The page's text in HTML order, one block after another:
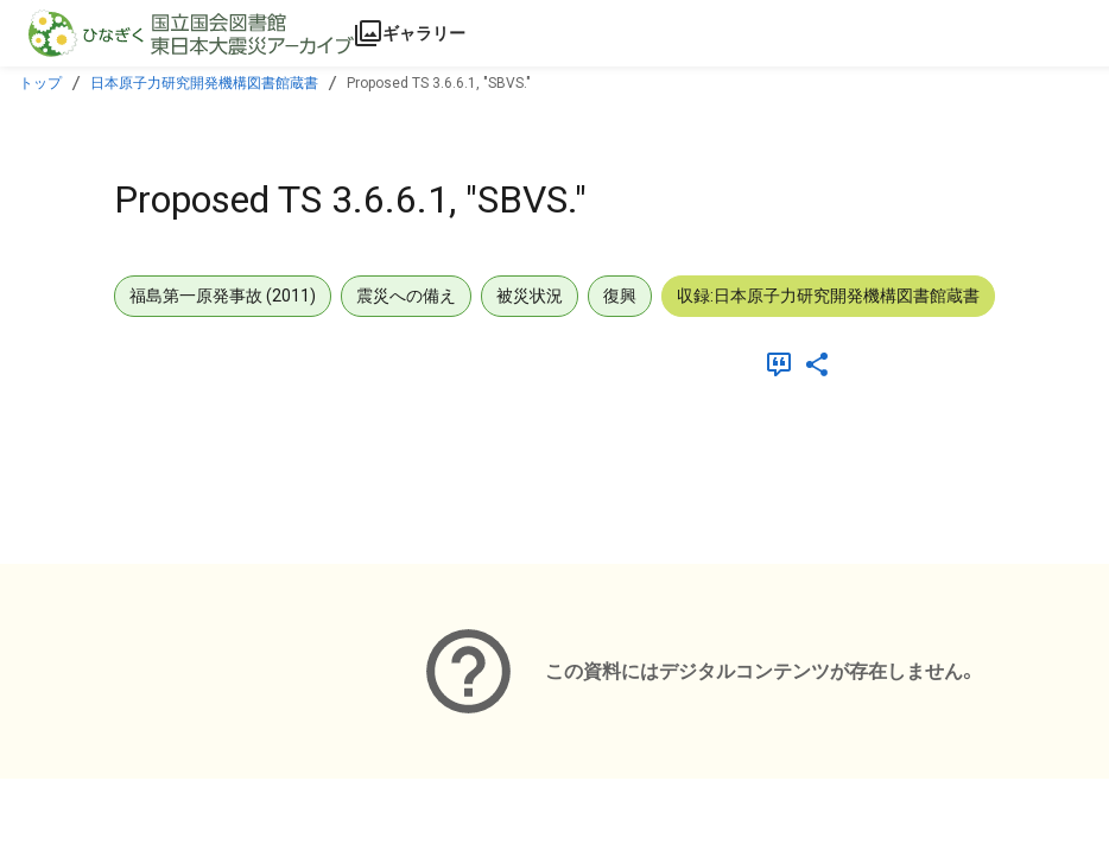
本文に飛ぶ
ギャラリー
トップ 日本原子力研究開発機構図書館蔵書 Proposed TS 3.6.6.1, "SBVS."
Proposed TS 3.6.6.1, "SBVS."
福島第一原発事故 (2011) 震災への備え 被災状況 復興 収録:日本原子力研究開発機構図書館蔵書
この資料にはデジタルコンテンツが存在しません。